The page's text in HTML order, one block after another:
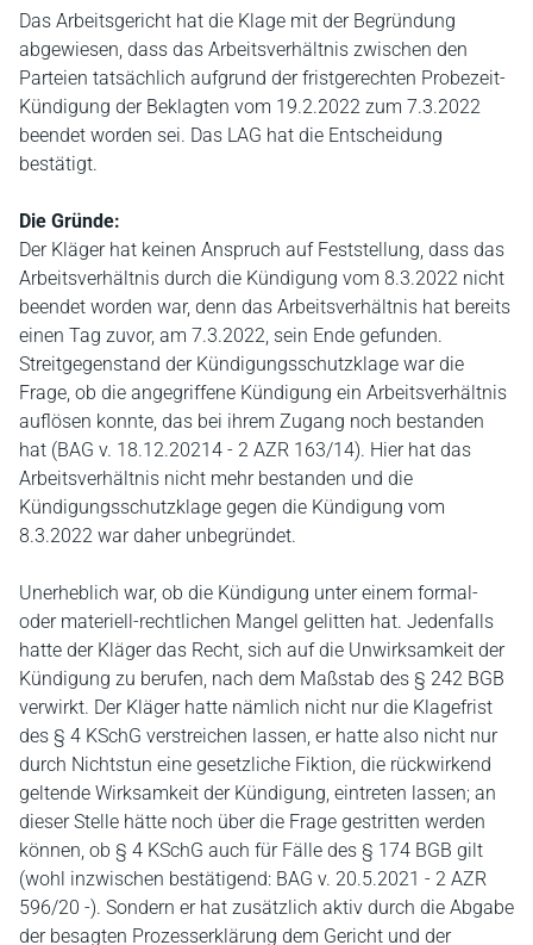
Das Arbeitsgericht hat die Klage mit der Begründung
abgewiesen, dass das Arbeitsverhältnis zwischen den
Parteien tatsächlich aufgrund der fristgerechten Probezeit-
Kündigung der Beklagten vom 19.2.2022 zum 7.3.2022
beendet worden sei. Das LAG hat die Entscheidung
bestätigt.
Die Gründe:
Der Kläger hat keinen Anspruch auf Feststellung, dass das
Arbeitsverhältnis durch die Kündigung vom 8.3.2022 nicht
beendet worden war, denn das Arbeitsverhältnis hat bereits
einen Tag zuvor, am 7.3.2022, sein Ende gefunden.
Streitgegenstand der Kündigungsschutzklage war die
Frage, ob die angegriffene Kündigung ein Arbeitsverhältnis
auflösen konnte, das bei ihrem Zugang noch bestanden
hat (BAG v. 18.12.20214 - 2 AZR 163/14). Hier hat das
Arbeitsverhältnis nicht mehr bestanden und die
Kündigungsschutzklage gegen die Kündigung vom
8.3.2022 war daher unbegründet.
Unerheblich war, ob die Kündigung unter einem formal-
oder materiell-rechtlichen Mangel gelitten hat. Jedenfalls
hatte der Kläger das Recht, sich auf die Unwirksamkeit der
Kündigung zu berufen, nach dem Maßstab des § 242 BGB
verwirkt. Der Kläger hatte nämlich nicht nur die Klagefrist
des § 4 KSchG verstreichen lassen, er hatte also nicht nur
durch Nichtstun eine gesetzliche Fiktion, die rückwirkend
geltende Wirksamkeit der Kündigung, eintreten lassen; an
dieser Stelle hätte noch über die Frage gestritten werden
können, ob § 4 KSchG auch für Fälle des § 174 BGB gilt
(wohl inzwischen bestätigend: BAG v. 20.5.2021 - 2 AZR
596/20 -). Sondern er hat zusätzlich aktiv durch die Abgabe
der besagten Prozesserklärung dem Gericht und der